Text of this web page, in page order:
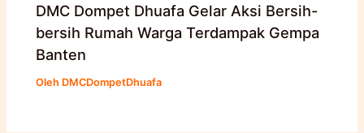
DMC Dompet Dhuafa Gelar Aksi Bersih-
bersih Rumah Warga Terdampak Gempa
Banten
Oleh DMCDompetDhuafa